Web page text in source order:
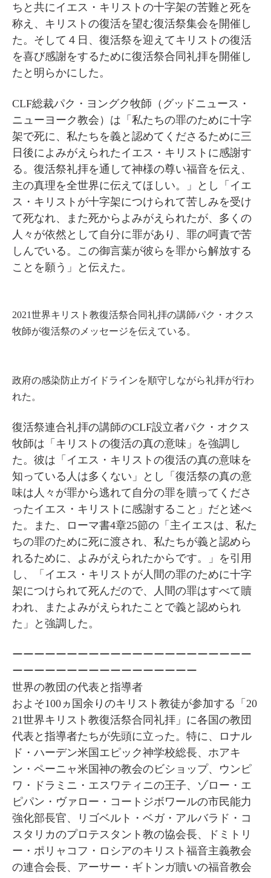
ちと共にイエス・キリストの十字架の苦難と死を
称え、キリストの復活を望む復活祭集会を開催し
た。そして４日、復活祭を迎えてキリストの復活
を喜び感謝をするために復活祭合同礼拝を開催し
たと明らかにした。
CLF総裁パク・ヨングク牧師（グッドニュース・
ニューヨーク教会）は「私たちの罪のために十字
架で死に、私たちを義と認めてくださるために三
日後によみがえられたイエス・キリストに感謝す
る。復活祭礼拝を通して神様の尊い福音を伝え、
主の真理を全世界に伝えてほしい。」とし「イエ
ス・キリストが十字架につけられて苦しみを受け
て死なれ、また死からよみがえられたが、多くの
人々が依然として自分に罪があり、罪の呵責で苦
しんでいる。この御言葉が彼らを罪から解放する
ことを願う」と伝えた。
2021世界キリスト教復活祭合同礼拝の講師パク・オクス
牧師が復活祭のメッセージを伝えている。
政府の感染防止ガイドラインを順守しながら礼拝が行わ
れた。
復活祭連合礼拝の講師のCLF設立者パク・オクス
牧師は「キリストの復活の真の意味」を強調し
た。彼は「イエス・キリストの復活の真の意味を
知っている人は多くない」とし「復活祭の真の意
味は人々が罪から逃れて自分の罪を贖ってくださ
ったイエス・キリストに感謝すること」だと述べ
た。また、ローマ書4章25節の「主イエスは、私た
ちの罪のために死に渡され、私たちが義と認めら
れるために、よみがえられたからです。」を引用
し、「イエス・キリストが人間の罪のために十字
架につけられて死んだので、人間の罪はすべて贖
われ、またよみがえられたことで義と認められ
た」と強調した。
ーーーーーーーーーーーーーーーーーーーーーー
ーーーーーーーーーーーーーーーーー
世界の教団の代表と指導者
およそ100ヵ国余りのキリスト教徒が参加する「20
21世界キリスト教復活祭合同礼拝」に各国の教団
代表と指導者たちが先頭に立った。特に、ロナル
ド・ハーデン米国エピック神学校総長、ホアキ
ン・ペーニャ米国神の教会のビショップ、ウンピ
ワ・ドラミニ・エスワティニの王子、ゾロー・エ
ピパン・ヴァロー・コートジボワールの市民能力
強化部長官、リゴベルト・ベガ・アルバラド・コ
スタリカのプロテスタント教の協会長、ドミトリ
ー・ポリャコフ・ロシアのキリスト福音主義教会
の連合会長、アーサー・ギトンガ贖いの福音教会